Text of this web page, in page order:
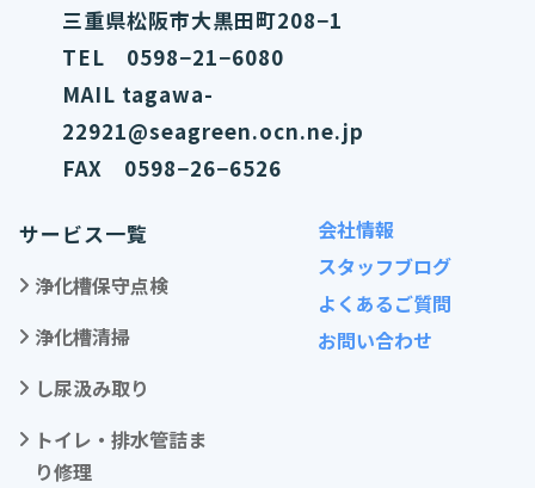
三重県松阪市大黒田町208−1
TEL 0598−21−6080
MAIL tagawa-
22921@seagreen.ocn.ne.jp
FAX 0598−26−6526
サービス一覧
浄化槽保守点検
浄化槽清掃
し尿汲み取り
トイレ・排水管詰ま
り修理
会社情報
スタッフブログ
よくあるご質問
お問い合わせ